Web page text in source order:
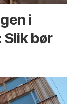
i
bør